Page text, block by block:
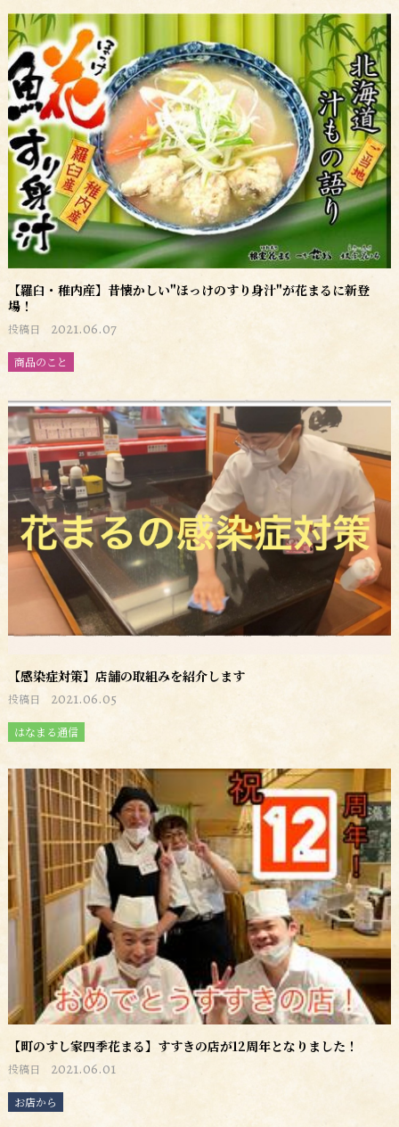
【羅臼・稚内産】昔懐かしい"ほっけのすり身汁"が花まるに新登
場！
投稿日 2021.06.07
商品のこと
【感染症対策】店舗の取組みを紹介します
投稿日 2021.06.05
はなまる通信
【町のすし家四季花まる】すすきの店が12周年となりました！
投稿日 2021.06.01
お店から